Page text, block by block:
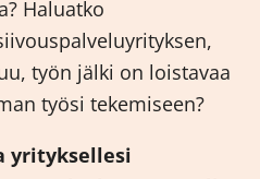
Haluatko
työn jälki on loistavaa
työsi tekemiseen?
yrityksellesi